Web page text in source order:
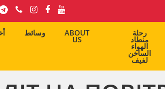
وسائط ABOUT
US
رحلة
منطاد
الهواء
الساخن
لفيف